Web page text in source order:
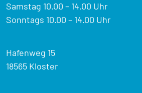
Samstag 10.00 – 14.00 Uhr
Sonntags 10.00 – 14.00 Uhr
Hafenweg 15
18565 Kloster